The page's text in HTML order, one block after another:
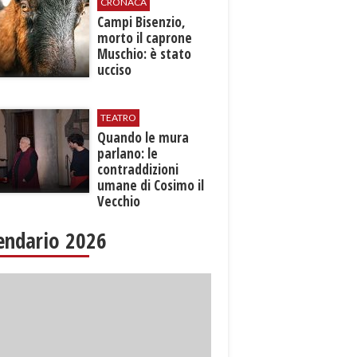
Campi Bisenzio,
morto il caprone
Muschio: è stato
ucciso
TEATRO
​Quando le mura
parlano: le
contraddizioni
umane di Cosimo il
Vecchio
2026